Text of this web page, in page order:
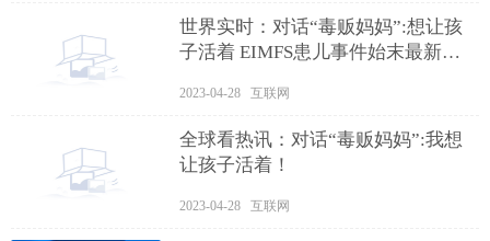
世界实时：对话“毒贩妈妈”:想让孩
子活着 EIMFS患儿事件始末最新消
2023-04-28 互联网
全球看热讯：对话“毒贩妈妈”:我想
让孩子活着！
2023-04-28 互联网